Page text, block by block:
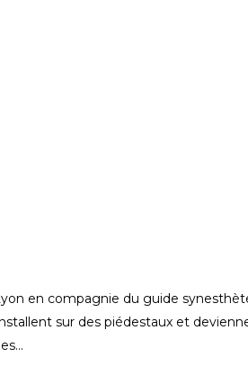
en compagnie du guide
sur des piédestaux et